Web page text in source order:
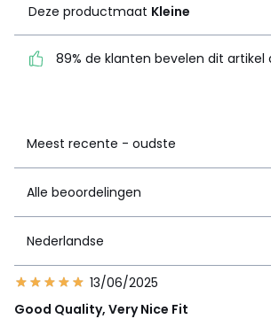
dit artikel
Deze productmaat Kleine
89% de klanten bevelen dit artikel
Meest recente - oudste
Alle beoordelingen
Nederlandse
13/06/2025
Good Quality, Very Nice Fit